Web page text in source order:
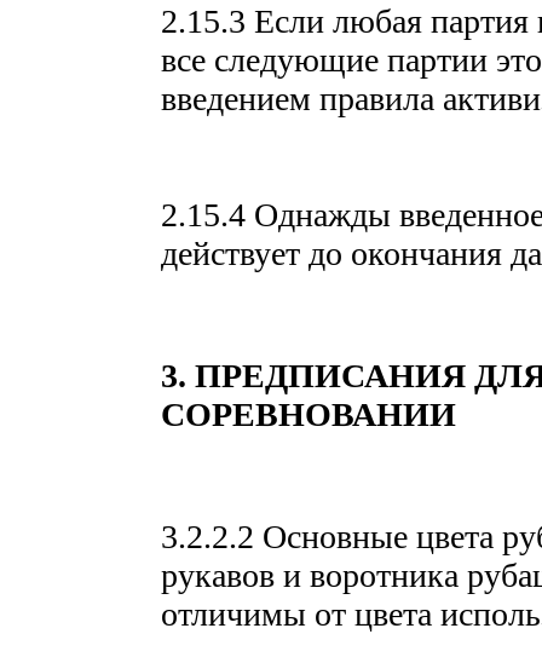
2.15.3 Если любая партия
все следующие партии
введением правила
2.15.4 Однажды
действует до окончания
3. ПРЕДПИСАНИЯ
СОРЕВНОВАНИИ
3.2.2.2 Основные цвета
рукавов и воротника
отличимы от цвета